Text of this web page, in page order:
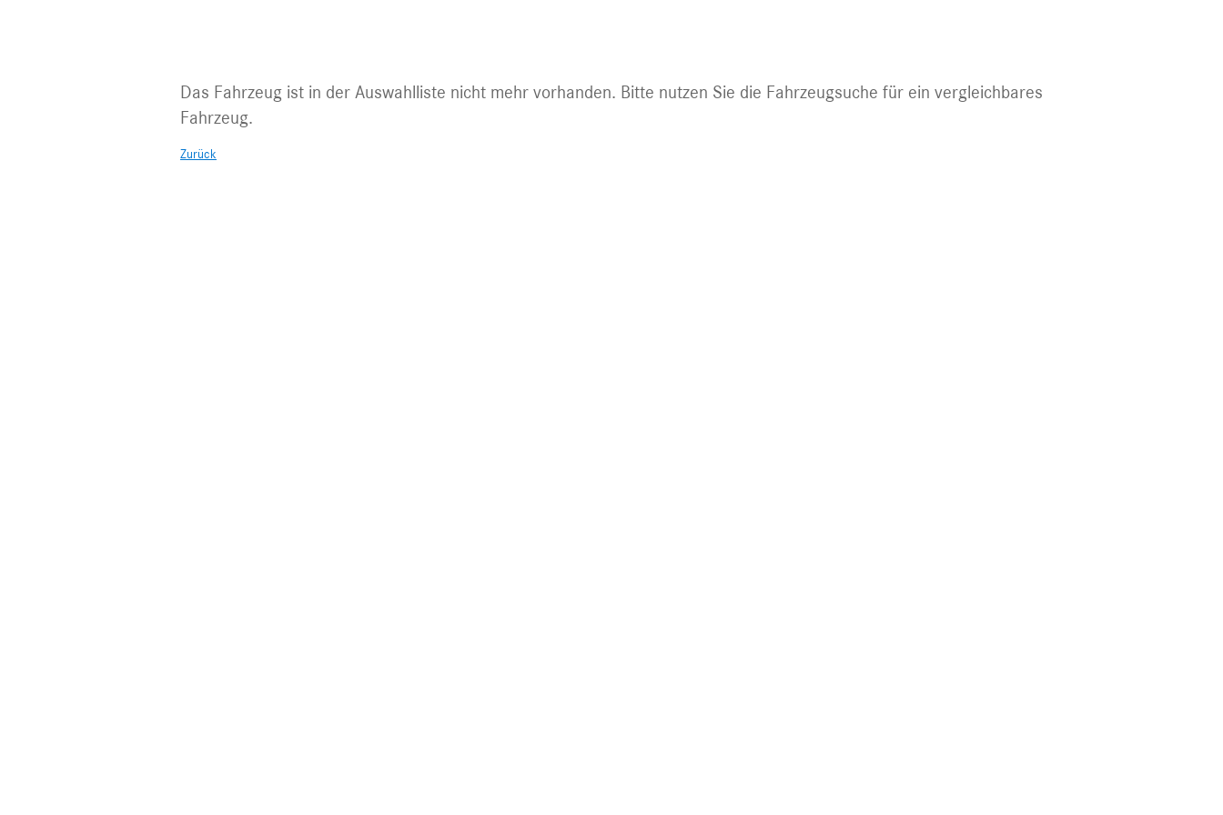
Das Fahrzeug ist in der Auswahlliste nicht mehr vorhanden. Bitte nutzen Sie die Fahrzeugsuche für ein vergleichbares
Fahrzeug.
Zurück